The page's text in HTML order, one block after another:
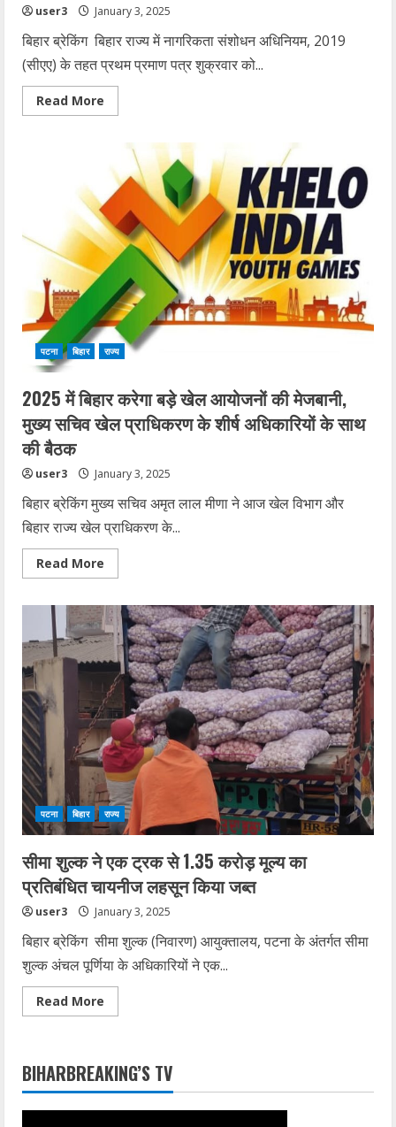
user3 January 3, 2025
बिहार ब्रेकिंग बिहार राज्य में नागरिकता संशोधन अधिनियम, 2019
(सीएए) के तहत प्रथम प्रमाण पत्र शुक्रवार को...
Read More
more
नागरिकता
संशोधन
अधिनियम,
2019
(सीएए)
के
तहत
जारी
हुआ
प्रथम
प्रमाण
पत्र
पटना बिहार राज्य
2025 में बिहार करेगा बड़े खेल आयोजनों की मेजबानी,
मुख्य सचिव खेल प्राधिकरण के शीर्ष अधिकारियों के साथ
की बैठक
user3 January 3, 2025
बिहार ब्रेकिंग मुख्य सचिव अमृत लाल मीणा ने आज खेल विभाग और
बिहार राज्य खेल प्राधिकरण के...
Read More
more
में
बिहार
करेगा
बड़े
खेल
आयोजनों
की
मेजबानी,
मुख्य
सचिव
खेल
प्राधिकरण
के
शीर्ष
अधिकारियों
के
साथ
की
बैठक
पटना बिहार राज्य
सीमा शुल्क ने एक ट्रक से 1.35 करोड़ मूल्य का
प्रतिबंधित चायनीज लहसून किया जब्त
user3 January 3, 2025
बिहार ब्रेकिंग सीमा शुल्क (निवारण) आयुक्तालय, पटना के अंतर्गत सीमा
शुल्क अंचल पूर्णिया के अधिकारियों ने एक...
Read More
more
ने
एक
ट्रक
से
1.35
BIHARBREAKING’S TV